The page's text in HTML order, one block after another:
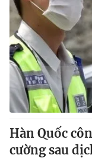
® Cấm sao chép
thuận bằng văn bản.
thông tin từ website
Hàn Quốc
cường sau